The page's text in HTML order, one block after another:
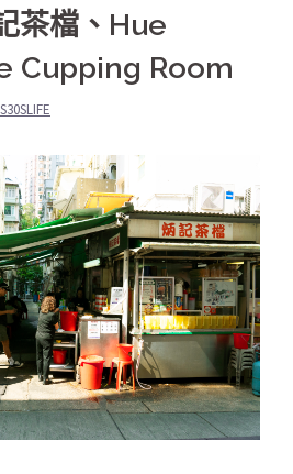
茶檔、Hue
Cupping Room